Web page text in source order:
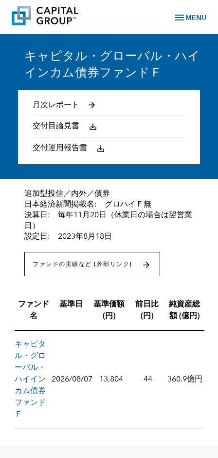
menu MENU
キャピタル・グローバル・ハイ
インカム債券ファンドＦ
月次レポート
交付目論見書
交付運用報告書
追加型投信／内外／債券
日本経済新聞掲載名: グロハイＦ無
決算日: 毎年11月20日（休業日の場合は翌営業
日）
設定日: 2023年8月18日
ファンドの実績など (外部リンク)
ファンド
名
基準日
基準価額
(円)
前日比
(円)
純資産総
額 (億円)
キャピタ
ル・グロ
ーバル・
ハイイン
カム債券
ファンド
Ｆ
2026/08/07 13,804 44 360.9億円